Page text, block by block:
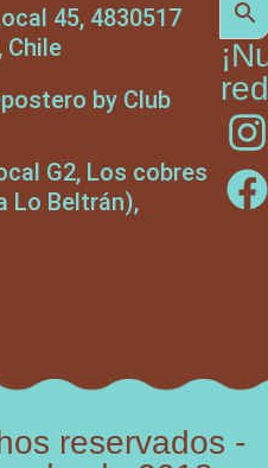
45, 4830517
Chile
by Club
G2, Los cobres
Lo Beltrán),
reservados -